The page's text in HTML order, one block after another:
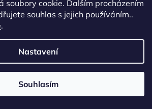
soubory cookie. Dalším procházením
souhlas s jejich používáním..
.
Nastavení
Souhlasím
vás